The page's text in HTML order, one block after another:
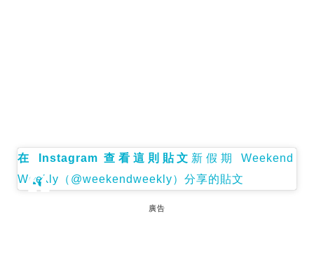
在 Instagram 查看這則貼文 新假期 Weekend
Weekly（@weekendweekly）分享的貼文
廣告